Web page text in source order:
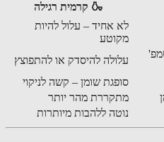
🍶 קרמית רגילה
לא אחיד – עלול להיות
מקוטע
עלולה להיסדק או להתפוצץ
סופגת שומן – קשה לניקוי
מתקררת מהר יותר
נוטה ללהבות מיותרות